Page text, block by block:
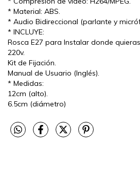
* Material: ABS.
* Audio Bidireccional (parlante y
* INCLUYE:
Rosca E27 para Instalar donde
220v.
Kit de Fijación.
Manual de Usuario (Inglés).
* Medidas:
12cm (alto).
6.5cm (diámetro)